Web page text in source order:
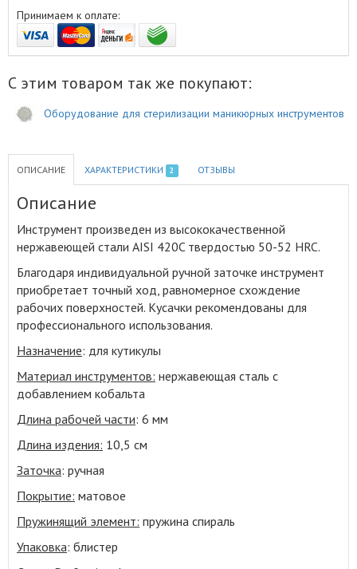
Принимаем к оплате:
С этим товаром так же покупают:
Оборудование для стерилизации маникюрных инструментов
ОПИСАНИЕ ХАРАКТЕРИСТИКИ 2 ОТЗЫВЫ
Описание
Инструмент произведен из высококачественной
нержавеющей стали AISI 420C твердостью 50-52 HRC.
Благодаря индивидуальной ручной заточке инструмент
приобретает точный ход, равномерное схождение
рабочих поверхностей. Кусачки рекомендованы для
профессионального использования.
Назначение: для кутикулы
Материал инструментов: нержавеющая сталь с
добавлением кобальта
Длина рабочей части: 6 мм
Длина издения: 10,5 см
Заточка: ручная
Покрытие: матовое
Пружинящий элемент: пружина спираль
Упаковка: блистер